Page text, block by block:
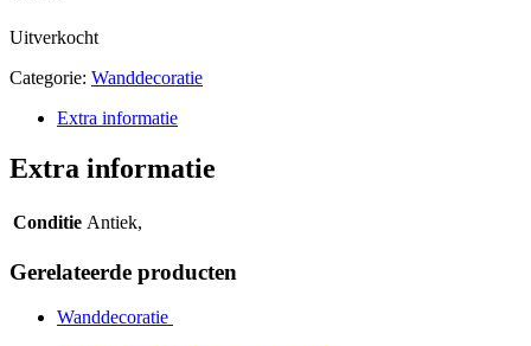
Uitverkocht
Categorie: Wanddecoratie
Extra informatie
Extra informatie
Conditie Antiek,
Gerelateerde producten
Wanddecoratie